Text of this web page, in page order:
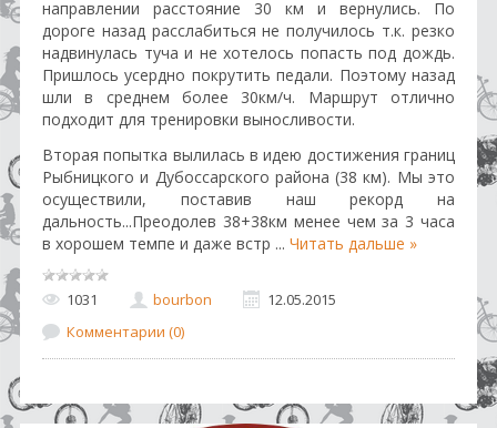
направлении расстояние 30 км и вернулись. По
дороге назад расслабиться не получилось т.к. резко
надвинулась туча и не хотелось попасть под дождь.
Пришлось усердно покрутить педали. Поэтому назад
шли в среднем более 30км/ч. Маршрут отлично
подходит для тренировки выносливости.
Вторая попытка вылилась в идею достижения границ
Рыбницкого и Дубоссарского района (38 км). Мы это
осуществили, поставив наш рекорд на
дальность...Преодолев 38+38км менее чем за 3 часа
в хорошем темпе и даже встр ... Читать дальше »
1031 bourbon
12.05.2015
Комментарии (0)